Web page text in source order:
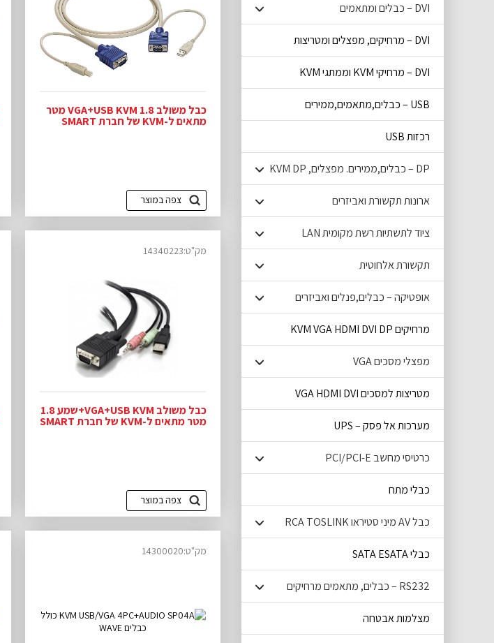
DVI – כבלים ומתאמים
DVI – מרחיקים, מפצלים ומטריצות
DVI – מרחיקי KVM וממתגי KVM
USB – כבלים,מתאמים,ממירים
רכזות USB
DP – כבלים,ממירים. מפצלים, KVM DP
ארונות תקשורת ואביזרים
ציוד לתשתיות רשת מקומית LAN
תקשורת אלחוטית
אופטיקה – כבלים,פנלים ואביזרים
מרחיקים KVM VGA HDMI DVI DP
מפצלי מסכים VGA
מטריצות למסכים VGA HDMI DVI
מערכות אל פסק – UPS
כרטיסי מחשב PCI/PCI-E
כבלי מתח
כבל AV מיני סטיראו RCA TOSLINK
כבלי SATA ESATA
RS232 – כבלים, מתאמים מרחיקים
מצלמות אבטחה
כבל משולב VGA+USB KVM 1.8 מטר
מתאים ל-KVM של חברת SMART
צפה במוצר
כבל משולב VGA+USB KVM+שמע 1.8
מטר מתאים ל-KVM של חברת SMART
צפה במוצר
מק"ט:14340223
מק"ט:14300020